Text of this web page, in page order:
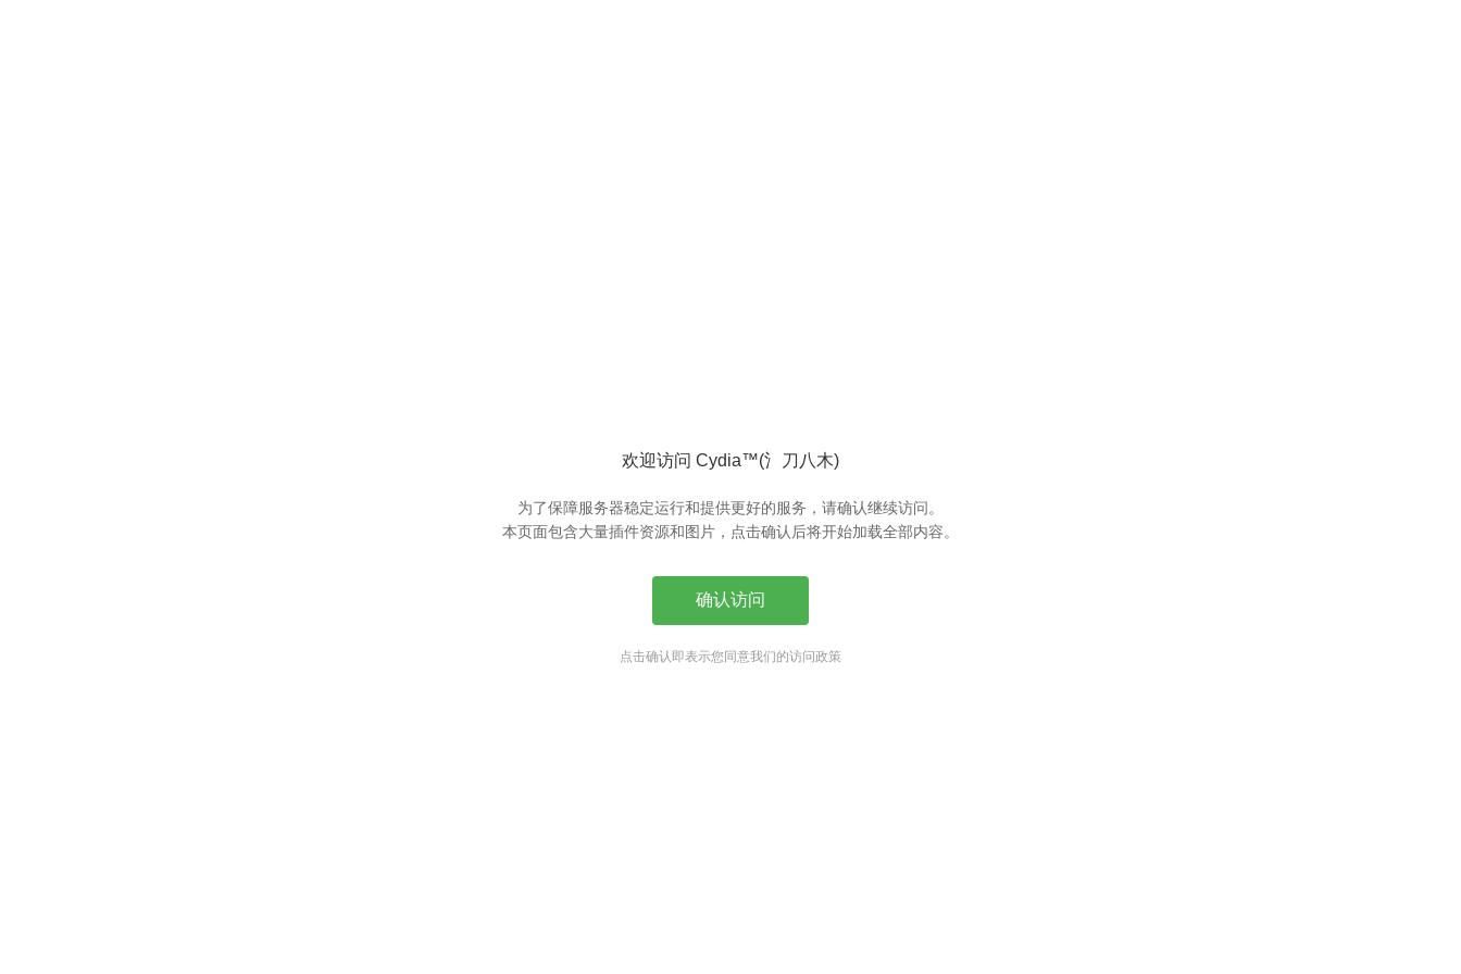
欢迎访问 Cydia™(氵刀八木)
为了保障服务器稳定运行和提供更好的服务，请确认继续访问。
本页面包含大量插件资源和图片，点击确认后将开始加载全部内容。
确认访问
点击确认即表示您同意我们的访问政策